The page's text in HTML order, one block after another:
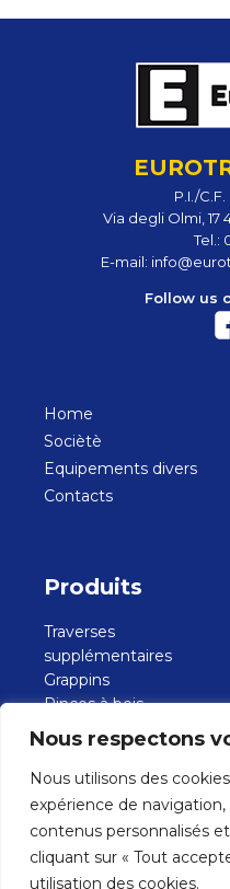
Nous respectons
Nous utilisons des
expérience de
contenus personnalisés
cliquant sur « Tout
utilisation des cookies.
P.I./
Via degli Olmi, 17
Tel.:
E-mail:
Follow us
Home
Sociètè
Equipements divers
Contacts
Produits
Traverses
supplémentaires
Grappins
Pinces à bois
Bennes de creusement
Benne de chargement
Fourches
Pinces à parpaings
Rotators
Paniers-nacelles